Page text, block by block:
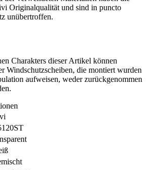
Originalqualität und sind in puncto
unübertroffen.
Charakters dieser Artikel können
Windschutzscheiben, die montiert wurden
aufweisen, weder zurückgenommen